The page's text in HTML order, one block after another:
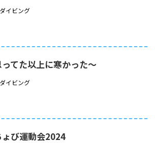
ダイビング
てた以上に寒かった～
ダイビング
ょび運動会2024